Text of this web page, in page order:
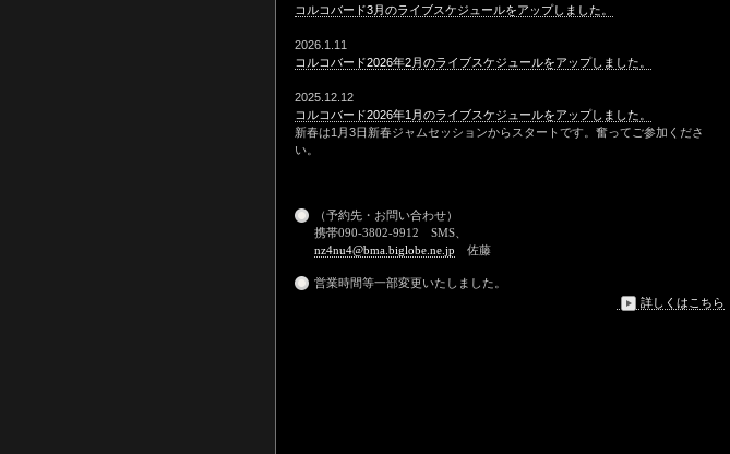
コルコバード3月のライブスケジュールをアップしました。
2026.1.11
コルコバード2026年2月のライブスケジュールをアップしました。
2025.12.12
コルコバード2026年1月のライブスケジュールをアップしました。
新春は1月3日新春ジャムセッションからスタートです。奮ってご参加くださ
い。
（予約先・お問い合わせ）
携帯090-3802-9912 SMS、
nz4nu4@bma.biglobe.ne.jp 佐藤
営業時間等一部変更いたしました。
詳しくはこちら